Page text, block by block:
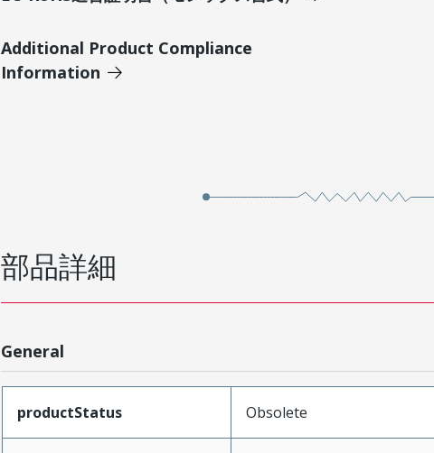
Additional Product Compliance
Information
部品詳細
General
productStatus Obsolete